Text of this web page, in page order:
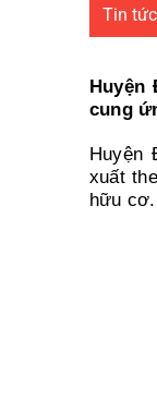
Tin
cung
Huyện
xuất
hữu cơ.